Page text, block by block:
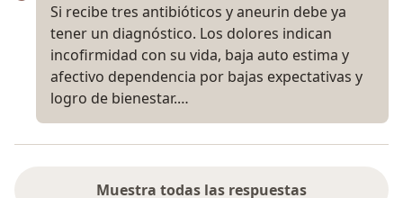
Si recibe tres antibióticos y aneurin debe ya
tener un diagnóstico. Los dolores indican
incofirmidad con su vida, baja auto estima y
afectivo dependencia por bajas expectativas y
logro de bienestar.…
Muestra todas las respuestas